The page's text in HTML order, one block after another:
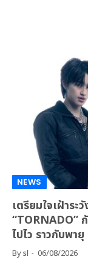
NEWS
เตรียมใจเฝ้าระ
“TORNADO”
ไปไว ราวกับพายุ
Bysl 06/08/2026